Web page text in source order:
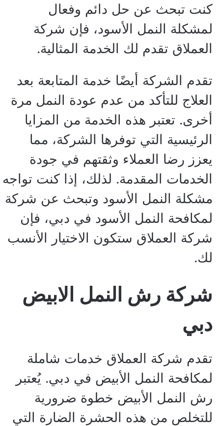
كنت تبحث عن حل دائم وفعال
لمشكلة النمل الأسود، فإن شركة
العملاق تقدم لك الخدمة المثالية.
تقدم الشركة أيضًا خدمة المتابعة بعد
العلاج للتأكد من عدم عودة النمل مرة
أخرى. تعتبر هذه الخدمة من المزايا
الرئيسية التي توفرها الشركة، مما
يعزز رضا العملاء وثقتهم في جودة
الخدمات المقدمة. لذلك، إذا كنت تواجه
مشكلة النمل الأسود وتبحث عن شركة
لمكافحة النمل الأسود في دبي، فإن
شركة العملاق ستكون الاختيار الأنسب
لك.
شركة رش النمل الابيض
دبي
تقدم شركة العملاق خدمات شاملة
لمكافحة النمل الأبيض في دبي. يُعتبر
رش النمل الأبيض خطوة ضرورية
للتخلص من هذه الحشرة الضارة التي